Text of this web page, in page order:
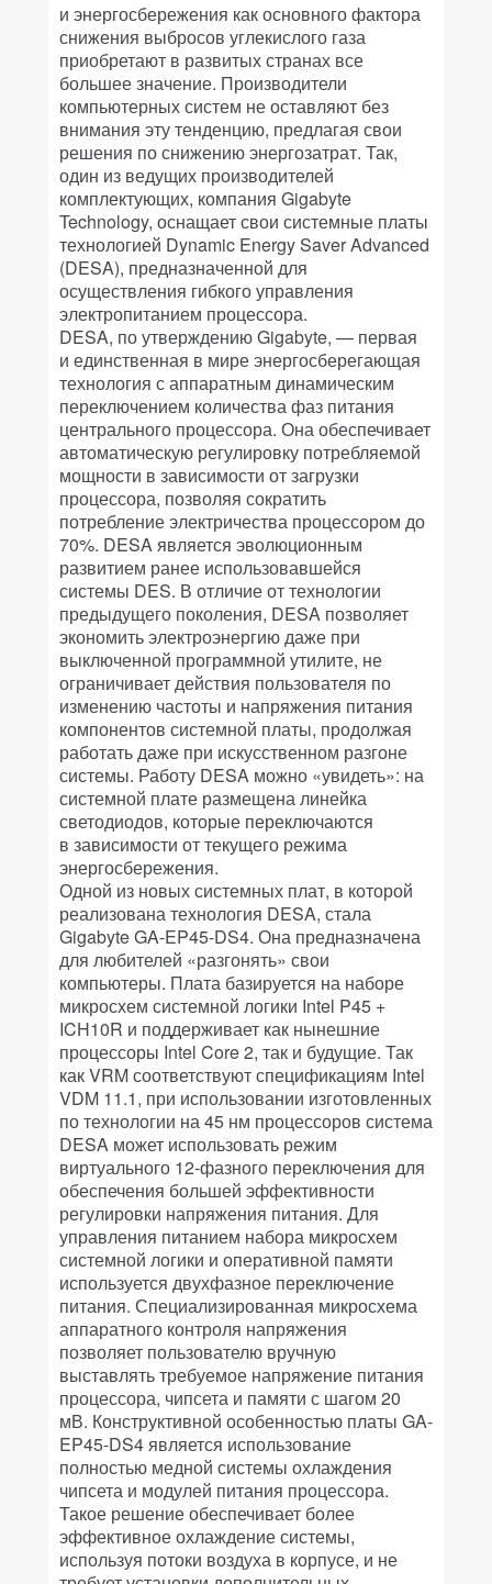
и энергосбережения как основного фактора
снижения выбросов углекислого газа
приобретают в развитых странах все
большее значение. Производители
компьютерных систем не оставляют без
внимания эту тенденцию, предлагая свои
решения по снижению энергозатрат. Так,
один из ведущих производителей
комплектующих, компания Gigabyte
Technology, оснащает свои системные платы
технологией Dynamic Energy Saver Advanced
(DESA), предназначенной для
осуществления гибкого управления
электропитанием процессора.
DESA, по утверждению Gigabyte, — первая
и единственная в мире энергосберегающая
технология с аппаратным динамическим
переключением количества фаз питания
центрального процессора. Она обеспечивает
автоматическую регулировку потребляемой
мощности в зависимости от загрузки
процессора, позволяя сократить
потребление электричества процессором до
70%. DESA является эволюционным
развитием ранее использовавшейся
системы DES. В отличие от технологии
предыдущего поколения, DESA позволяет
экономить электроэнергию даже при
выключенной программной утилите, не
ограничивает действия пользователя по
изменению частоты и напряжения питания
компонентов системной платы, продолжая
работать даже при искусственном разгоне
системы. Работу DESA можно «увидеть»: на
системной плате размещена линейка
светодиодов, которые переключаются
в зависимости от текущего режима
энергосбережения.
Одной из новых системных плат, в которой
реализована технология DESA, стала
Gigabyte GA-EP45-DS4. Она предназначена
для любителей «разгонять» свои
компьютеры. Плата базируется на наборе
микросхем системной логики Intel P45 +
ICH10R и поддерживает как нынешние
процессоры Intel Core 2, так и будущие. Так
как VRM соответствуют спецификациям Intel
VDM 11.1, при использовании изготовленных
по технологии на 45 нм процессоров система
DESA может использовать режим
виртуального 12-фазного переключения для
обеспечения большей эффективности
регулировки напряжения питания. Для
управления питанием набора микросхем
системной логики и оперативной памяти
используется двухфазное переключение
питания. Специализированная микросхема
аппаратного контроля напряжения
позволяет пользователю вручную
выставлять требуемое напряжение питания
процессора, чипсета и памяти с шагом 20
мВ. Конструктивной особенностью платы GA-
EP45-DS4 является использование
полностью медной системы охлаждения
чипсета и модулей питания процессора.
Такое решение обеспечивает более
эффективное охлаждение системы,
используя потоки воздуха в корпусе, и не